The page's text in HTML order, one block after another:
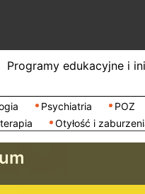
Programy edukacyjne i
Psychiatria POZ
Otyłość i